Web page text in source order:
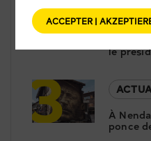
2
le
3
À
ponce
ACCEPTER |